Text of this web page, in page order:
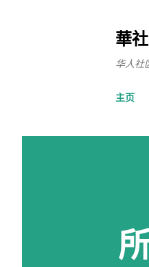
華
华人社
主页